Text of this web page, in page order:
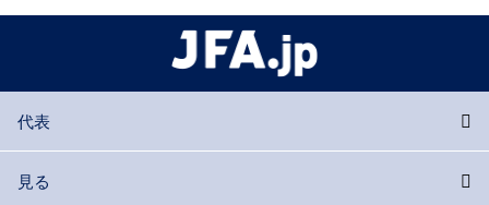
代表
見る